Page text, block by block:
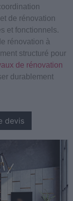
de rénovation
et fonctionnels.
rénovation à
structuré pour
de rénovation
durablement
devis